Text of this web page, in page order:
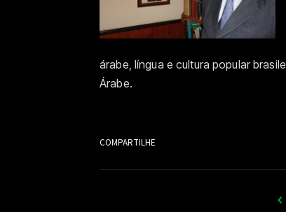
árabe, língua e cultura popular
Árabe.
COMPARTILHE